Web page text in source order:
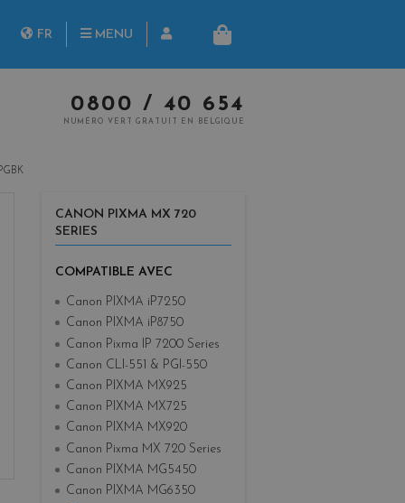
FR MENU
PANIER
0800 / 40 654
NUMÉRO VERT GRATUIT EN BELGIQUE
CANON PIXMA MX 720
SERIES
COMPATIBLE AVEC
Canon PIXMA iP7250
Canon PIXMA iP8750
Canon Pixma IP 7200 Series
Canon CLI-551 & PGI-550
Canon PIXMA MX925
Canon PIXMA MX725
Canon PIXMA MX920
Canon Pixma MX 720 Series
Canon PIXMA MG5450
Canon PIXMA MG6350